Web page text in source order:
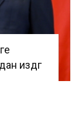
издөөгө